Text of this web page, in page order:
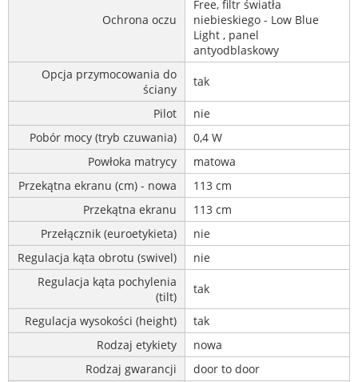
Ochrona oczu
Free, filtr światła
niebieskiego - Low Blue
Light , panel
antyodblaskowy
Opcja przymocowania do
ściany
tak
Pilot
nie
Pobór mocy (tryb czuwania)
0,4 W
Powłoka matrycy
matowa
Przekątna ekranu (cm) - nowa
113 cm
Przekątna ekranu
113 cm
Przełącznik (euroetykieta)
nie
Regulacja kąta obrotu (swivel)
nie
Regulacja kąta pochylenia
(tilt)
tak
Regulacja wysokości (height)
tak
Rodzaj etykiety
nowa
Rodzaj gwarancji
door to door